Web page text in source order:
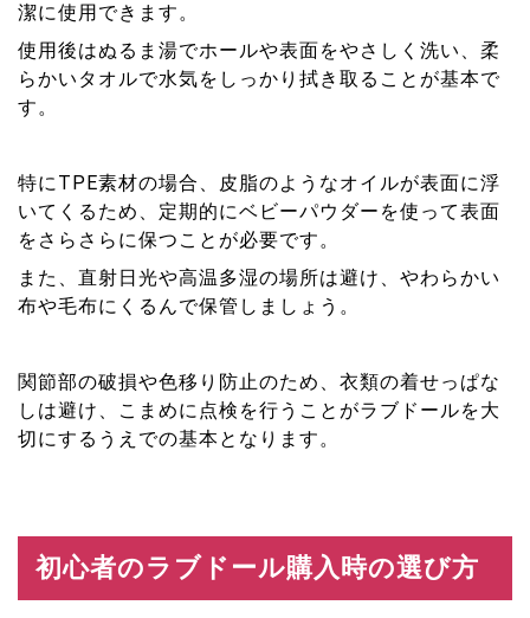
潔に使用できます。
使用後はぬるま湯でホールや表面をやさしく洗い、柔
らかいタオルで水気をしっかり拭き取ることが基本で
す。
特にTPE素材の場合、皮脂のようなオイルが表面に浮
いてくるため、定期的にベビーパウダーを使って表面
をさらさらに保つことが必要です。
また、直射日光や高温多湿の場所は避け、やわらかい
布や毛布にくるんで保管しましょう。
関節部の破損や色移り防止のため、衣類の着せっぱな
しは避け、こまめに点検を行うことがラブドールを大
切にするうえでの基本となります。
初心者のラブドール購入時の選び方